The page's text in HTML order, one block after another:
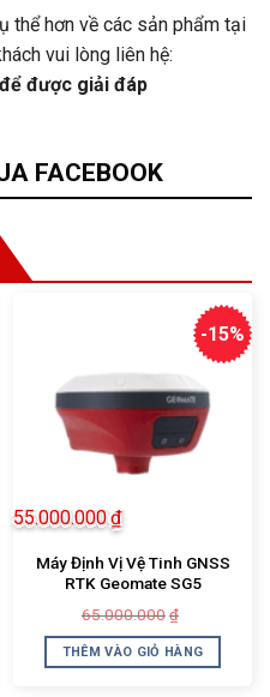
thể hơn về các sản phẩm tại
vui lòng liên hệ:
để được giải đáp
FACEBOOK
-15%
Máy Định Vị Vệ Tinh GNSS
RTK Geomate SG5
65.000.000 ₫
là:
55.000.000₫
tại
là:
THÊM VÀO GIỎ HÀNG